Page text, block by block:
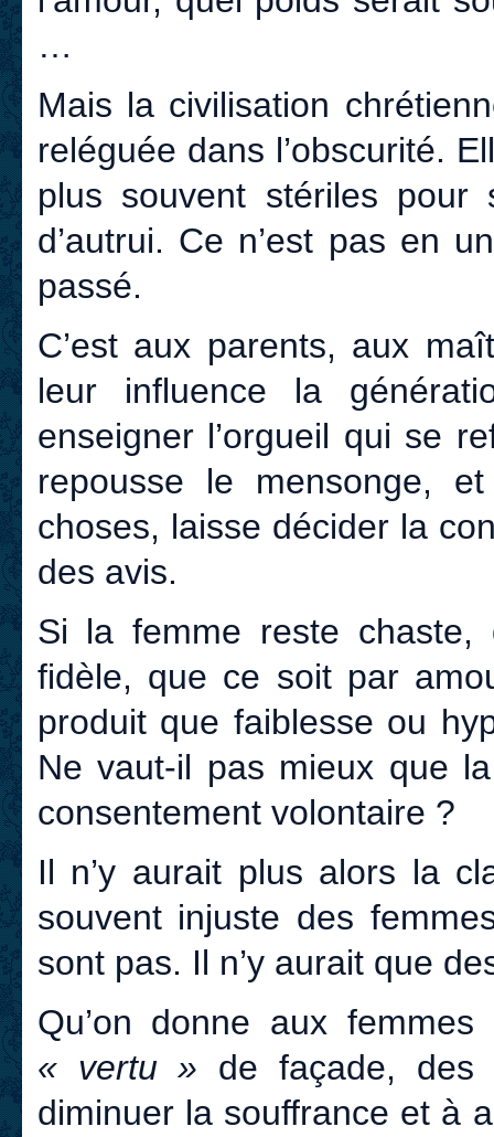
…
Mais la civilisation
reléguée dans l’obscurité.
plus souvent stériles
d’autrui. Ce n’est pas en
passé.
C’est aux parents, aux
leur influence la
enseigner l’orgueil qui se
repousse le mensonge,
choses, laisse décider la
des avis.
Si la femme reste
fidèle, que ce soit par
produit que faiblesse ou
Ne vaut-il pas mieux que
consentement volontaire ?
Il n’y aurait plus alors la
souvent injuste des
sont pas. Il n’y aurait que
Qu’on donne aux
« vertu » de façade, des
diminuer la souffrance et à